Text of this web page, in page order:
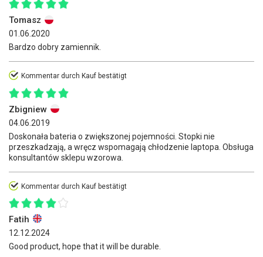
Tomasz
01.06.2020
Bardzo dobry zamiennik.
Kommentar durch Kauf bestätigt
Zbigniew
04.06.2019
Doskonała bateria o zwiększonej pojemności. Stopki nie
przeszkadzają, a wręcz wspomagają chłodzenie laptopa. Obsługa
konsultantów sklepu wzorowa.
Kommentar durch Kauf bestätigt
Fatih
12.12.2024
Good product, hope that it will be durable.